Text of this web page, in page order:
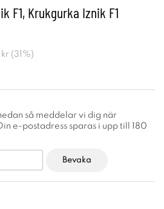
F1, Krukgurka Iznik F1
kr ( 31 %)
så meddelar vi dig när
e-postadress sparas i upp till 180
Bevaka